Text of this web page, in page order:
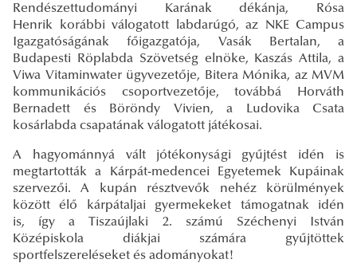
Rendészettudományi Karának dékánja, Rósa
Henrik korábbi válogatott labdarúgó, az NKE Campus
Igazgatóságának főigazgatója, Vasák Bertalan, a
Budapesti Röplabda Szövetség elnöke, Kaszás Attila, a
Viwa Vitaminwater ügyvezetője, Bitera Mónika, az MVM
kommunikációs csoportvezetője, továbbá Horváth
Bernadett és Böröndy Vivien, a Ludovika Csata
kosárlabda csapatának válogatott játékosai.
A hagyománnyá vált jótékonysági gyűjtést idén is
megtartották a Kárpát-medencei Egyetemek Kupáinak
szervezői. A kupán résztvevők nehéz körülmények
között élő kárpátaljai gyermekeket támogatnak idén
is, így a Tiszaújlaki 2. számú Széchenyi István
Középiskola diákjai számára gyűjtöttek
sportfelszereléseket és adományokat!